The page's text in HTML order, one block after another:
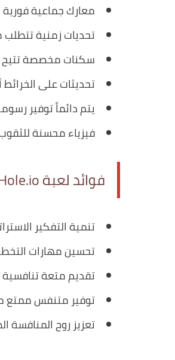
معارك جماعية فورية
تحديات زمنية
سكنات مخصصة تتيح
تحديثات على
يتم دائماً توفير
فيزياء محسنة
فوائد لعبة Hole.io
تنمية التفكير
تحسين مهارات
تقديم متعة
توفير متنفس ممتع
تعزيز روح المنافسة